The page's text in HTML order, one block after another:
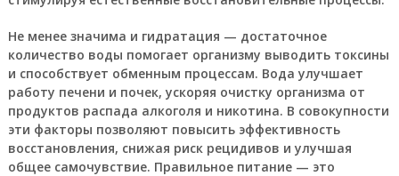
Не менее значима и гидратация — достаточное
количество воды помогает организму выводить токсины
и способствует обменным процессам. Вода улучшает
работу печени и почек, ускоряя очистку организма от
продуктов распада алкоголя и никотина. В совокупности
эти факторы позволяют повысить эффективность
восстановления, снижая риск рецидивов и улучшая
общее самочувствие. Правильное питание — это